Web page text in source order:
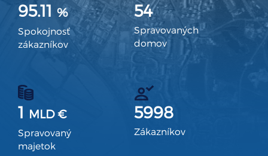
95.11 %
Spokojnosť
zákazníkov
54
Spravovaných
domov
1 MLD €
Spravovaný
majetok
5998
Zákazníkov